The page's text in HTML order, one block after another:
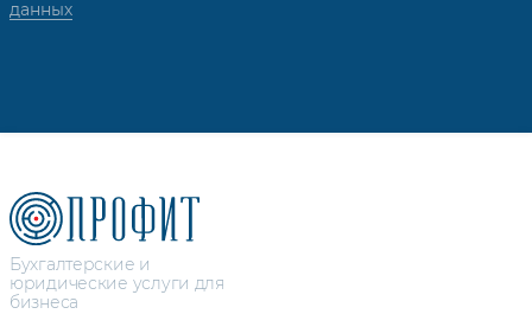
данных
Бухгалтерские и
юридические услуги для
бизнеса